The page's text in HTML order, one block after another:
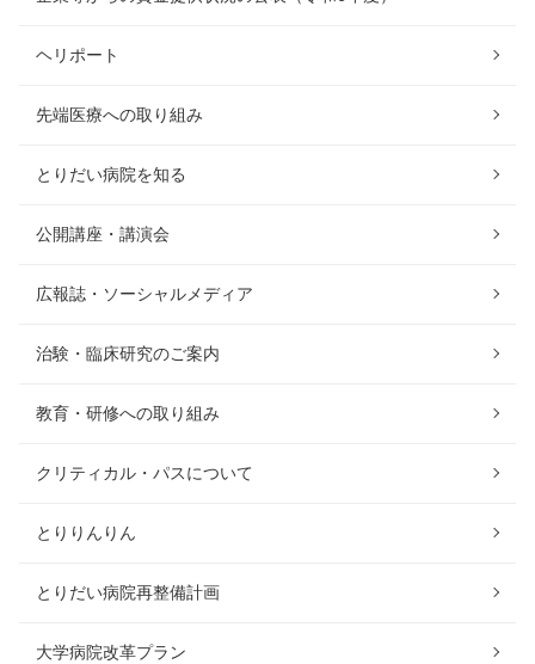
ヘリポート
先端医療への取り組み
とりだい病院を知る
公開講座・講演会
広報誌・ソーシャルメディア
治験・臨床研究のご案内
教育・研修への取り組み
クリティカル・パスについて
とりりんりん
とりだい病院再整備計画
大学病院改革プラン